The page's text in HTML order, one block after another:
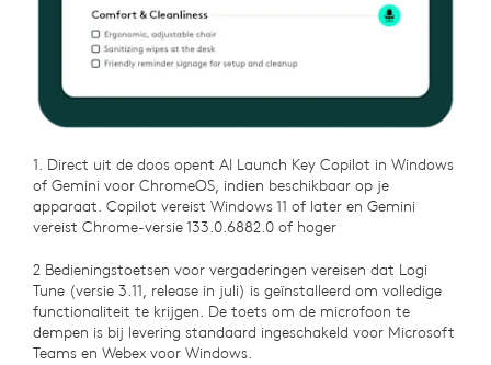
1. Direct uit de doos opent AI Launch Key Copilot in Windows
of Gemini voor ChromeOS, indien beschikbaar op je
apparaat. Copilot vereist Windows 11 of later en Gemini
vereist Chrome-versie 133.0.6882.0 of hoger
2 Bedieningstoetsen voor vergaderingen vereisen dat Logi
Tune (versie 3.11, release in juli) is geïnstalleerd om volledige
functionaliteit te krijgen. De toets om de microfoon te
dempen is bij levering standaard ingeschakeld voor Microsoft
Teams en Webex voor Windows.